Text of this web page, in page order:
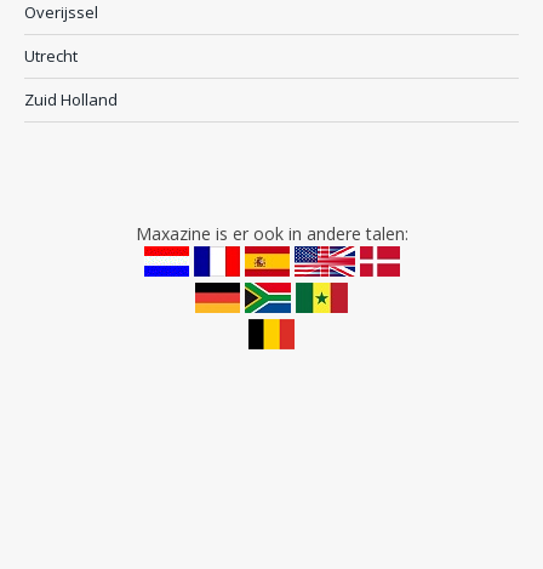
Overijssel
Utrecht
Zuid Holland
Maxazine is er ook in andere talen: